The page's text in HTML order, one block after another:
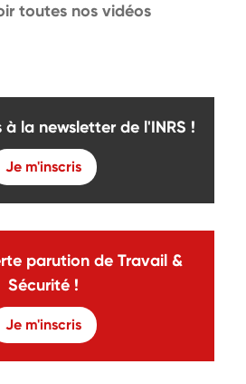
toutes nos vidéos
la newsletter de l'INRS !
Je m'inscris
parution de Travail &
Sécurité !
Je m'inscris